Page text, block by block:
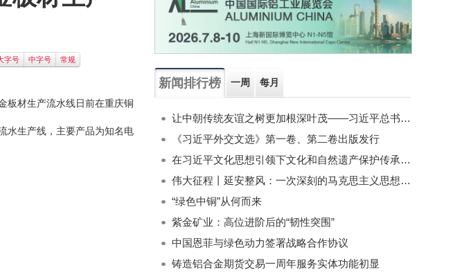
字号 中字号 常规
材生产流水线日前在重庆铜
生产线，主要产品为知名电
新闻排行榜 一周 每月
让中朝传统友谊之树更加根深叶茂——习近平总书记对朝鲜进行国事访问纪实
《习近平外交文选》第一卷、第二卷出版发行
在习近平文化思想引领下文化和自然遗产保护传承利用工作开创新局面
伟大征程丨延安整风：一次深刻的马克思主义思想教育运动
“绿色中铜”从何而来
紫金矿业：高位进阶后的“韧性突围”
中国恩菲与绿色动力签署战略合作协议
铸造铝合金期货交易一周年服务实体功能初显